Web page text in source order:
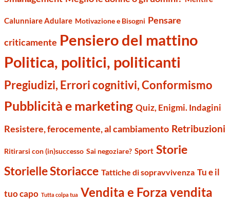
Calunniare Adulare Motivazione e Bisogni Pensare
criticamente Pensiero del mattino
Politica, politici, politicanti
Pregiudizi, Errori cognitivi, Conformismo
Pubblicità e marketing Quiz, Enigmi. Indagini
Resistere, ferocemente, al cambiamento Retribuzioni
Ritirarsi con (in)successo Sai negoziare? Sport Storie
Storielle Storiacce Tattiche di sopravvivenza Tu e il
tuo capo Tutta colpa tua Vendita e Forza vendita